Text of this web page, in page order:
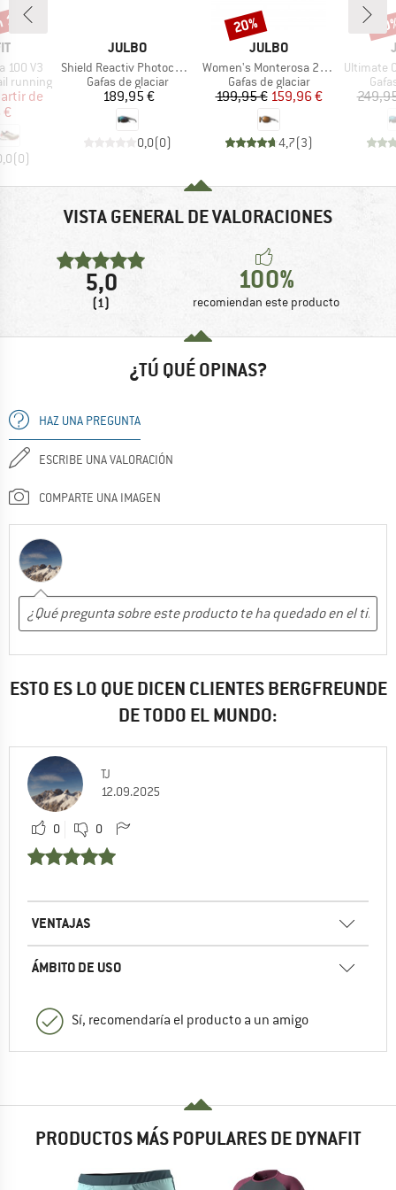
100 V3
running
reducido
de
€
(0)
MARCA
JULBO
Artículo
Shield Reactiv Photochromic S2-4
Product group
Gafas de glaciar
Precio
189,95 €
0,0(0)
MARCA
JULBO
Artículo
Women's Monterosa 2 Photo + Polar S2-4 (VLT 5-20%)
Product group
Gafas de glaciar
Precio
199,95 €Precio reducido
159,96 €
4,7(3)
Descuento
20%
Artículo
Ultimate Cover
VISTA GENERAL DE VALORACIONES
5,0
(1)
100%
recomiendan este producto
¿TÚ QUÉ OPINAS?
HAZ UNA PREGUNTA
ESCRIBE UNA VALORACIÓN
COMPARTE UNA IMAGEN
ESTO ES LO QUE DICEN CLIENTES BERGFREUNDE
DE TODO EL MUNDO:
TJ
12.09.2025
0 0
VENTAJAS
ÁMBITO DE USO
Sí, recomendaría el producto a un amigo
PRODUCTOS MÁS POPULARES DE DYNAFIT